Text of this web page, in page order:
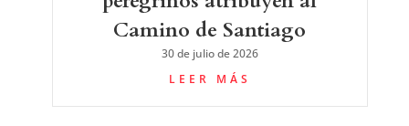
Camino de Santiago
30 de julio de 2026
LEER MÁS